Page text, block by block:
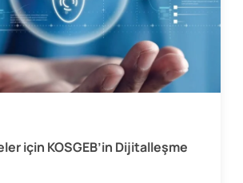
için KOSGEB’in Dijitalleşme